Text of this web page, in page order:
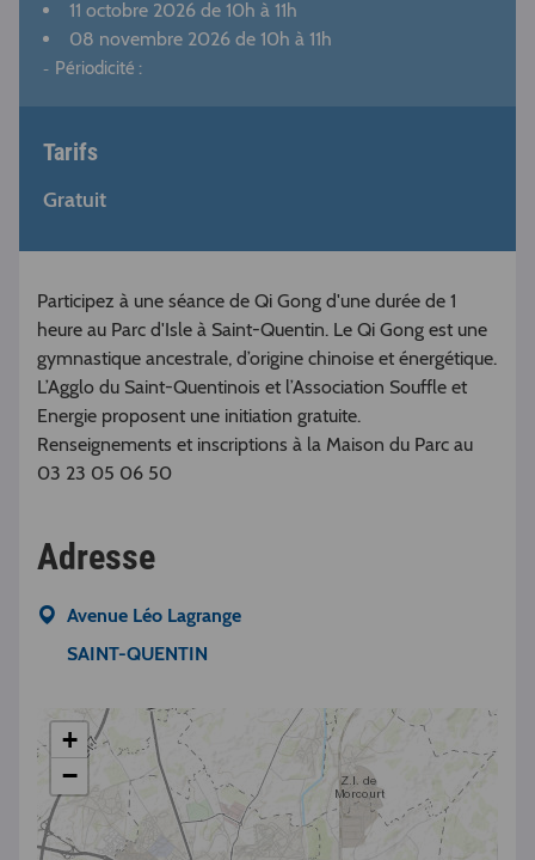
11 octobre 2026 de 10h à 11h
08 novembre 2026 de 10h à 11h
Périodicité :
Tarifs
Gratuit
Participez à une séance de Qi Gong d'une durée de 1
heure au Parc d'Isle à Saint-Quentin. Le Qi Gong est une
gymnastique ancestrale, d’origine chinoise et énergétique.
L’Agglo du Saint-Quentinois et l’Association Souffle et
Energie proposent une initiation gratuite.
Renseignements et inscriptions à la Maison du Parc au
03 23 05 06 50
Adresse
Avenue Léo Lagrange
SAINT-QUENTIN
+
−